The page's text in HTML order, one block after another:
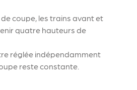
coupe, les trains avant et
quatre hauteurs de
réglée indépendamment
reste constante.